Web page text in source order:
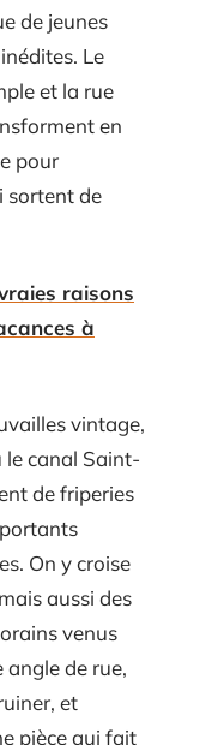
de jeunes
Le
et la rue
en
pour
sortent de
raisons
à
vintage,
le canal Saint-
de friperies
On y croise
aussi des
venus
de rue,
et
pièce qui fait